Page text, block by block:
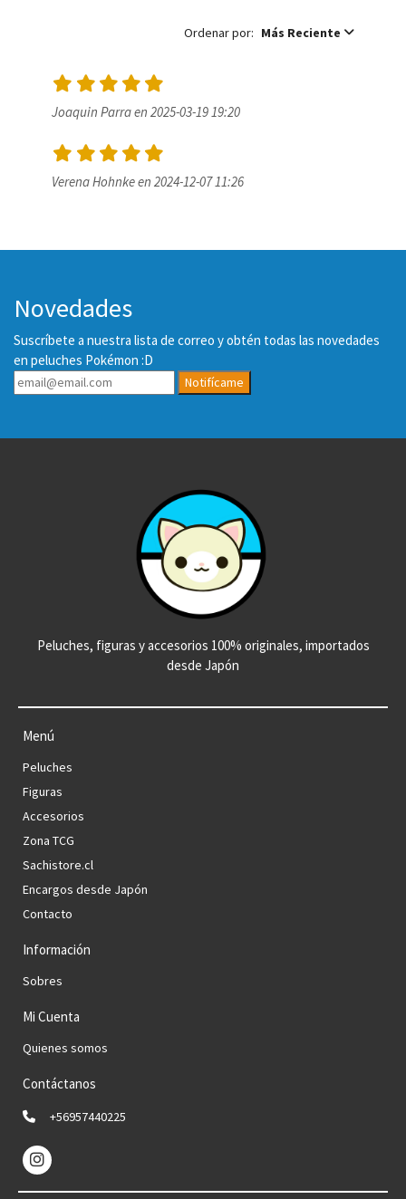
Ordenar por: Más Reciente
Joaquin Parra en 2025-03-19 19:20
Verena Hohnke en 2024-12-07 11:26
Novedades
Suscríbete a nuestra lista de correo y obtén todas las novedades
en peluches Pokémon :D
Notifícame
Peluches, figuras y accesorios 100% originales, importados
desde Japón
Menú
Peluches
Figuras
Accesorios
Zona TCG
Sachistore.cl
Encargos desde Japón
Contacto
Información
Sobres
Mi Cuenta
Quienes somos
Contáctanos
+56957440225